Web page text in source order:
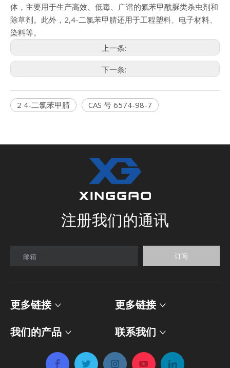
体，主要用于生产高效、低毒、广谱的氟苯甲酰脲类杀虫剂和
除草剂。此外，2,4-二氯苯甲腈还用于工程塑料、电子材料、
染料等。
上一条:
下一条:
2 4-二氯苯甲腈 CAS 号 6574-98-7
注册我们的通讯
邮箱 订阅
更多链接
更多链接
我们的产品
联系我们